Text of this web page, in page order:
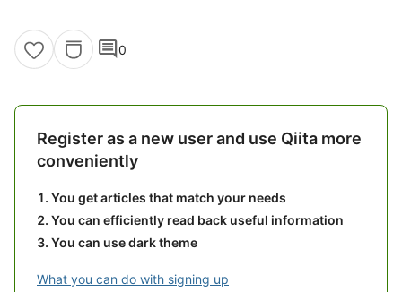
comment0
Register as a new user and use Qiita more
conveniently
You get articles that match your needs
You can efficiently read back useful information
You can use dark theme
What you can do with signing up